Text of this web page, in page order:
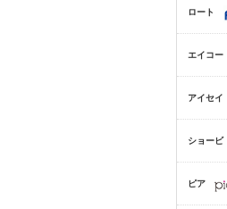
ロート
エイコー
アイセイ
ショービ
ピア